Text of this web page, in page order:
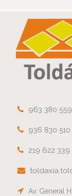
963 380 559
936 830 510
219 622 339
Av. General